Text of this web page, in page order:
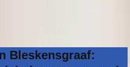
Bleskensgraaf: